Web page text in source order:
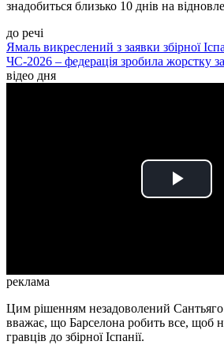
знадобиться близько 10 днів на
до речі
Ямаль викреслений з заявки збірної
ЧС-2026 – федерація зробила жорстку
відео дня
Play
реклама
Цим рішенням незадоволений Сантьяго
вважає, що Барселона робить все, щоб
гравців до збірної Іспанії.